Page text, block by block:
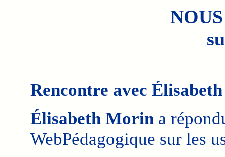
Rencontre avec
Élisabeth Morina
WebPédagogique sur les